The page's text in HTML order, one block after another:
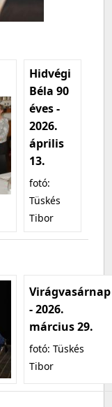
Hidvégi
Béla 90
éves -
2026.
április
13.
fotó:
Tüskés
Tibor
Virágvasárnap
- 2026.
március 29.
fotó: Tüskés
Tibor